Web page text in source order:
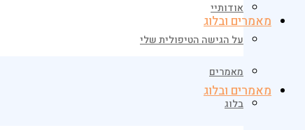
מאמרים ובלוג
מאמרים
בלוג
אודותיי
על הגישה הטיפולית שלי
מאמרים ובלוג